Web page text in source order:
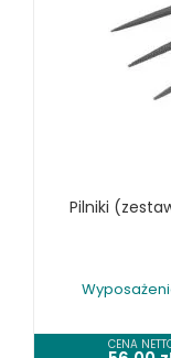
Pilniki
CENA